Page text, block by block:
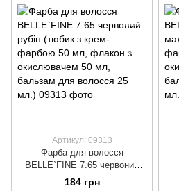
Артикул: 09313
Фарба для волосся
BELLE`FINE 7.65 червоний
рубін (тюбик з крем-фарбою
184 грн